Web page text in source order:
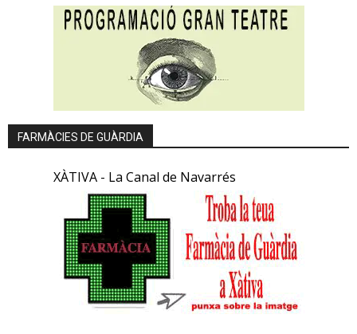
FARMÀCIES DE GUÀRDIA
XÀTIVA - La Canal de Navarrés